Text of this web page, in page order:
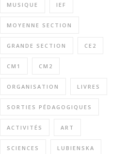
MUSIQUE IEF
MOYENNE SECTION
GRANDE SECTION CE2
CM1 CM2
ORGANISATION LIVRES
SORTIES PÉDAGOGIQUES
ACTIVITÉS ART
SCIENCES LUBIENSKA